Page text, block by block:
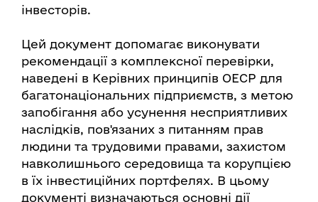
інвесторів.
Цей документ допомагає виконувати
рекомендації з комплексної перевірки,
наведені в Керівних принципів ОЕСР для
багатонаціональних підприємств, з метою
запобігання або усунення несприятливих
наслідків, пов'язаних з питанням прав
людини та трудовими правами, захистом
навколишнього середовища та корупцією
в їх інвестиційних портфелях. В цьому
документі визначаються основні дії